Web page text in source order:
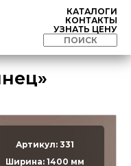
КАТАЛОГИ
КОНТАКТЫ
УЗНАТЬ ЦЕНУ
Артикул: 331
Ширина: 1400 мм